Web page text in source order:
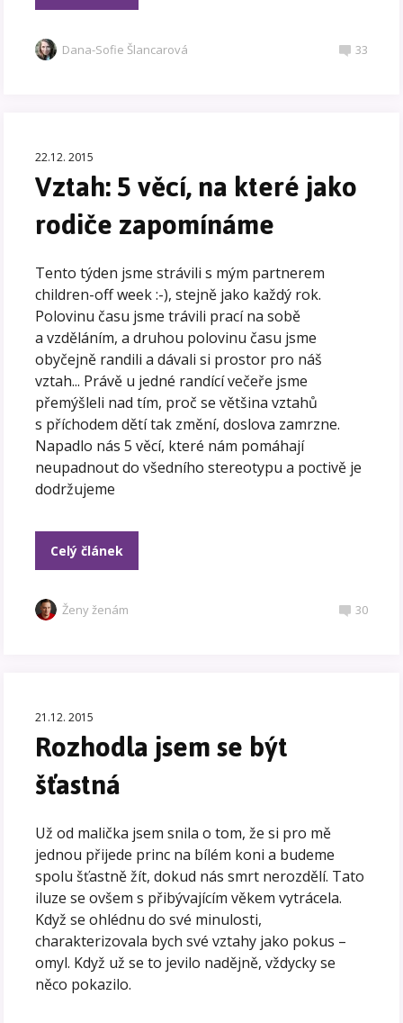
Dana-Sofie Šlancarová 33
22.12. 2015
Vztah: 5 věcí, na které jako
rodiče zapomínáme
Tento týden jsme strávili s mým partnerem
children-off week :-), stejně jako každý rok.
Polovinu času jsme trávili prací na sobě
a vzděláním, a druhou polovinu času jsme
obyčejně randili a dávali si prostor pro náš
vztah... Právě u jedné randící večeře jsme
přemýšleli nad tím, proč se většina vztahů
s příchodem dětí tak změní, doslova zamrzne.
Napadlo nás 5 věcí, které nám pomáhají
neupadnout do všedního stereotypu a poctivě je
dodržujeme
Celý článek
Ženy ženám 30
21.12. 2015
Rozhodla jsem se být
šťastná
Už od malička jsem snila o tom, že si pro mě
jednou přijede princ na bílém koni a budeme
spolu šťastně žít, dokud nás smrt nerozdělí. Tato
iluze se ovšem s přibývajícím věkem vytrácela.
Když se ohlédnu do své minulosti,
charakterizovala bych své vztahy jako pokus –
omyl. Když už se to jevilo nadějně, vždycky se
něco pokazilo.